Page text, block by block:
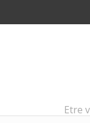
Etre